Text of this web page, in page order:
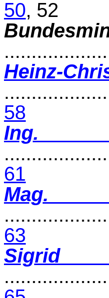
50, 52
58
61
Mag.
63